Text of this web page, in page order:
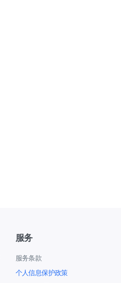
服务
服务条款
个人信息保护政策